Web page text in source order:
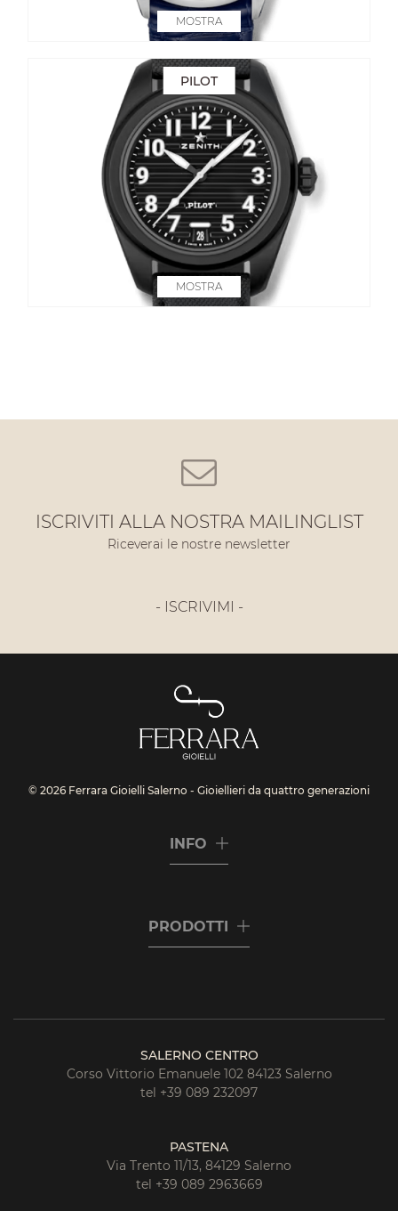
MOSTRA
PILOT
MOSTRA
ISCRIVITI ALLA NOSTRA MAILINGLIST
Riceverai le nostre newsletter
- ISCRIVIMI -
© 2026 Ferrara Gioielli Salerno - Gioiellieri da quattro generazioni
INFO
PRODOTTI
SALERNO CENTRO
Corso Vittorio Emanuele 102 84123 Salerno
tel +39 089 232097
PASTENA
Via Trento 11/13, 84129 Salerno
tel +39 089 2963669